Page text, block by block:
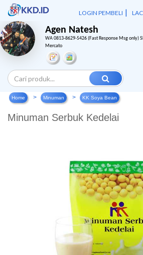
LOGIN PEMBELI |
Agen Natesh
WA 0813-8629-5426 (Fast Response Msg only)
Mercato
Home Minuman KK Soya Bean
Minuman Serbuk Kedelai